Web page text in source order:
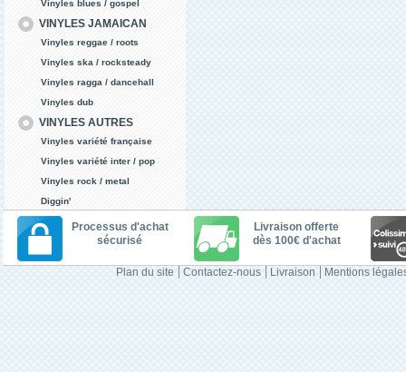
Vinyles blues / gospel
VINYLES JAMAICAN
Vinyles reggae / roots
Vinyles ska / rocksteady
Vinyles ragga / dancehall
Vinyles dub
VINYLES AUTRES
Vinyles variété française
Vinyles variété inter / pop
Vinyles rock / metal
Diggin'
Processus d'achat
sécurisé
Livraison offerte
dès 100€ d'achat
Plan du site Contactez-nous Livraison Mentions